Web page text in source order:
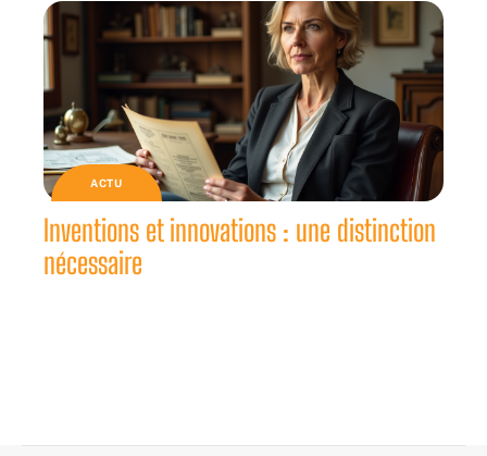
ACTU
Inventions et innovations : une distinction
nécessaire